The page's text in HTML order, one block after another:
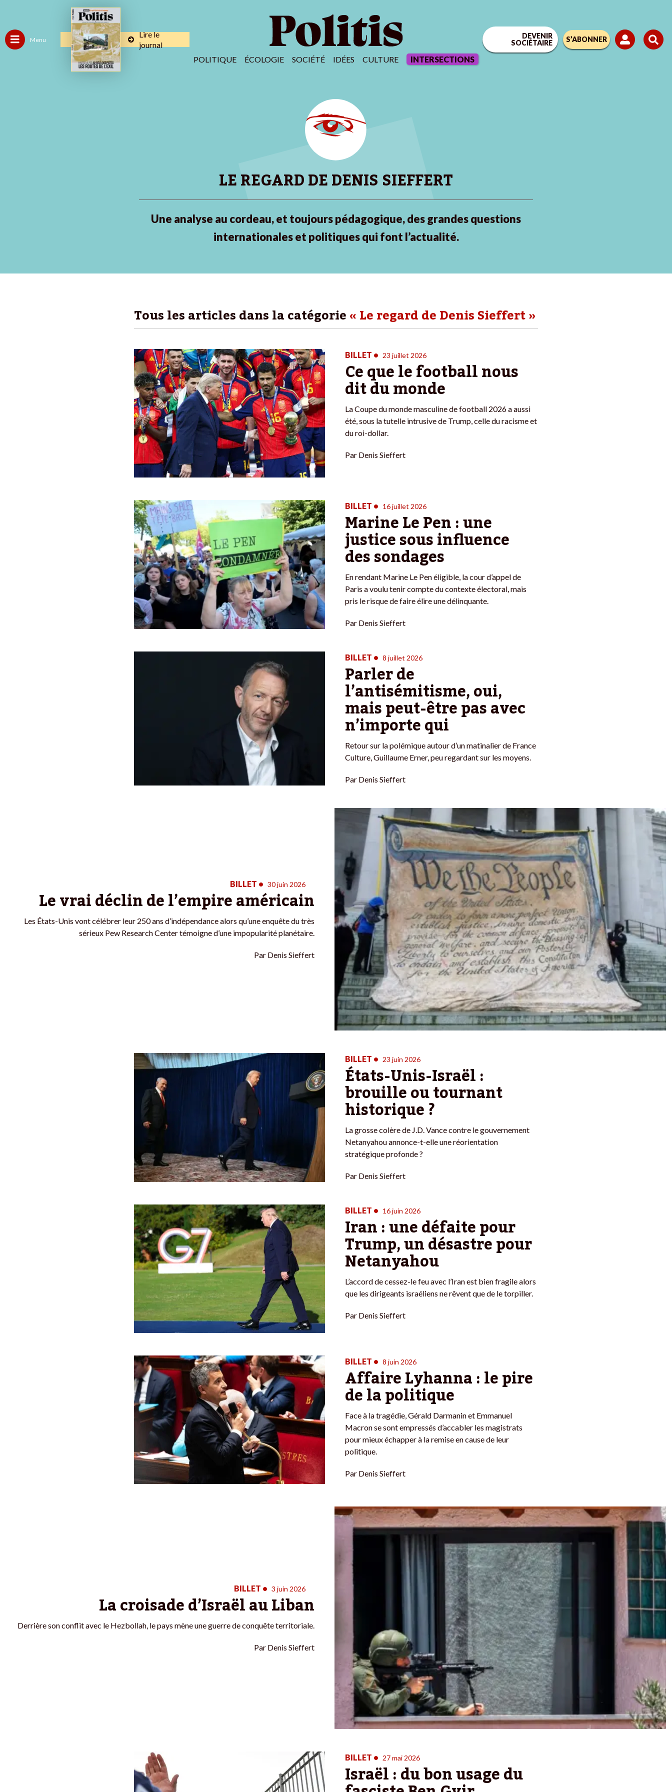
Menu
Lire le
journal
POLITIQUE
ÉCOLOGIE SOCIÉTÉ IDÉES CULTURE INTERSECTIONS
DEVENIR
SOCIÉTAIRE
S’ABONNER
LE REGARD DE DENIS SIEFFERT
Une analyse au cordeau, et toujours pédagogique, des grandes questions
internationales et politiques qui font l’actualité.
Tous les articles dans la catégorie« Le regard de Denis Sieffert »
BILLET • 23 juillet 2026
Ce que le football nous
dit du monde
La Coupe du monde masculine de football 2026 a aussi
été, sous la tutelle intrusive de Trump, celle du racisme et
du roi-dollar.
Par Denis Sieffert
BILLET • 16 juillet 2026
Marine Le Pen : une
justice sous influence
des sondages
En rendant Marine Le Pen éligible, la cour d’appel de
Paris a voulu tenir compte du contexte électoral, mais
pris le risque de faire élire une délinquante.
Par Denis Sieffert
BILLET • 8 juillet 2026
Parler de
l’antisémitisme, oui,
mais peut-être pas avec
n’importe qui
Retour sur la polémique autour d’un matinalier de France
Culture, Guillaume Erner, peu regardant sur les moyens.
Par Denis Sieffert
BILLET • 30 juin 2026
Le vrai déclin de l’empire américain
Les États-Unis vont célébrer leur 250 ans d’indépendance alors qu’une enquête du très
sérieux Pew Research Center témoigne d’une impopularité planétaire.
Par Denis Sieffert
BILLET • 23 juin 2026
États-Unis-Israël :
brouille ou tournant
historique ?
La grosse colère de J.D. Vance contre le gouvernement
Netanyahou annonce-t-elle une réorientation
stratégique profonde ?
Par Denis Sieffert
BILLET • 16 juin 2026
Iran : une défaite pour
Trump, un désastre pour
Netanyahou
L’accord de cessez-le feu avec l’Iran est bien fragile alors
que les dirigeants israéliens ne rêvent que de le torpiller.
Par Denis Sieffert
BILLET • 8 juin 2026
Affaire Lyhanna : le pire
de la politique
Face à la tragédie, Gérald Darmanin et Emmanuel
Macron se sont empressés d’accabler les magistrats
pour mieux échapper à la remise en cause de leur
politique.
Par Denis Sieffert
BILLET • 3 juin 2026
La croisade d’Israël au Liban
Derrière son conflit avec le Hezbollah, le pays mène une guerre de conquête territoriale.
Par Denis Sieffert
BILLET • 27 mai 2026
Israël : du bon usage du